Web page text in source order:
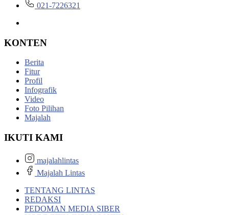
021-7226321
KONTEN
Berita
Fitur
Profil
Infografik
Video
Foto Pilihan
Majalah
IKUTI KAMI
majalahlintas
Majalah Lintas
TENTANG LINTAS
REDAKSI
PEDOMAN MEDIA SIBER